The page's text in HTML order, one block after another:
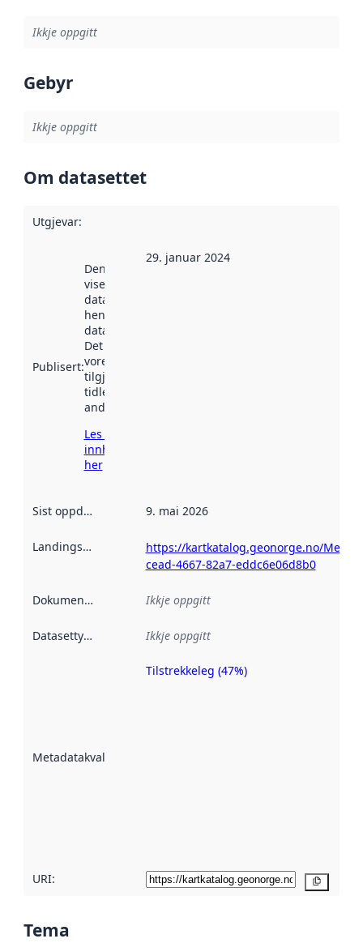
Ikkje oppgitt
Gebyr
Ikkje oppgitt
Om datasettet
Utgjevar:
Publisert:
Denne datoen
viser når
datasettet vart
henta inn av
data.norge.no.
Det kan ha
vore
tilgjengeleg
tidlegare
andre stader.
Les meir om
innhenting
her
29. januar 2024
Sist oppdatert 9. mai 2026
Landingsside
https://kartkatalog.geonorge.no/
cead-4667-82a7-eddc6e06d8b0
Dokumentasjon Ikkje oppgitt
Datasettype Ikkje oppgitt
Metadatakvalitet
Metadatakvalitet
Tilstrekkeleg (47%)
URI:
Tema